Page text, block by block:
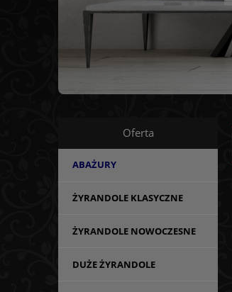
Oferta
ABAŻURY
ŻYRANDOLE KLASYCZNE
ŻYRANDOLE NOWOCZESNE
DUŻE ŻYRANDOLE